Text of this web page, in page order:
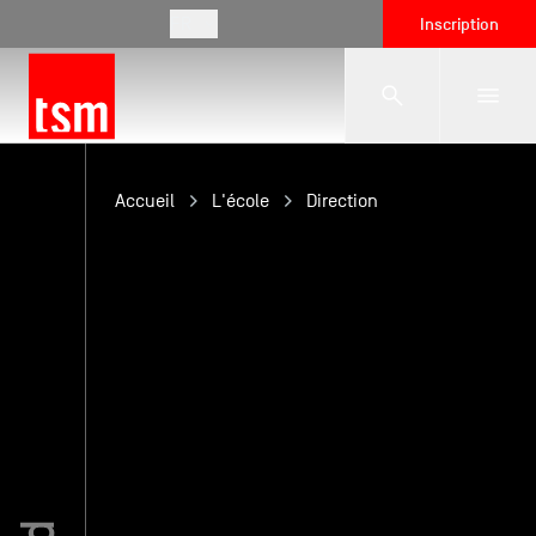
Inscription
L'écoleAccueil L'école Direction